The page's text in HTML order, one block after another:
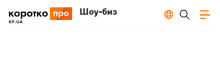
Шоу-биз